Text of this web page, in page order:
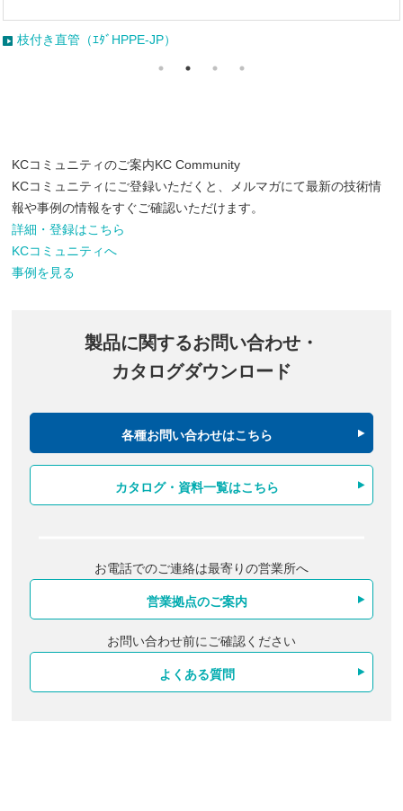
枝付き直管（ｴﾀﾞHPPE-JP）
KCコミュニティのご案内KC Community
KCコミュニティにご登録いただくと、メルマガにて最新の技術情
報や事例の情報をすぐご確認いただけます。
詳細・登録はこちら
KCコミュニティへ
事例を見る
製品に関するお問い合わせ・
カタログダウンロード
各種お問い合わせはこちら
カタログ・資料一覧はこちら
お電話でのご連絡は最寄りの営業所へ
営業拠点のご案内
お問い合わせ前にご確認ください
よくある質問